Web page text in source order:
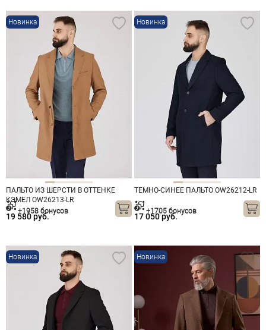
Новинка
ПАЛЬТО ИЗ ШЕРСТИ В ОТТЕНКЕ
КЭМЕЛ OW26213-LR
19 580 руб.
+1958 бонусов
Новинка
ТЕМНО-СИНЕЕ ПАЛЬТО OW26212-LR
17 050 руб.
+1705 бонусов
Новинка Новинка